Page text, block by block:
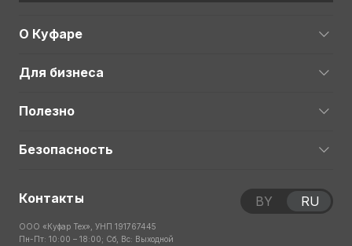
О Куфаре
Для бизнеса
Полезно
Безопасность
Контакты
ООО «Куфар Тех», УНП 191767445
Пн-Пт: 10:00 – 18:00; Сб, Вс: Выходной
BY RU